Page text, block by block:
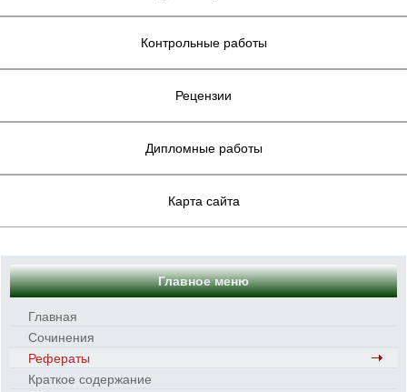
Контрольные работы
Рецензии
Дипломные работы
Карта сайта
Главное меню
Главная
Сочинения
Рефераты
Краткое содержание